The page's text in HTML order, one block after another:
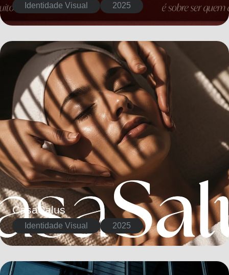
Identidade Visual 2025
CasaSalus
Identidade Visual 2025